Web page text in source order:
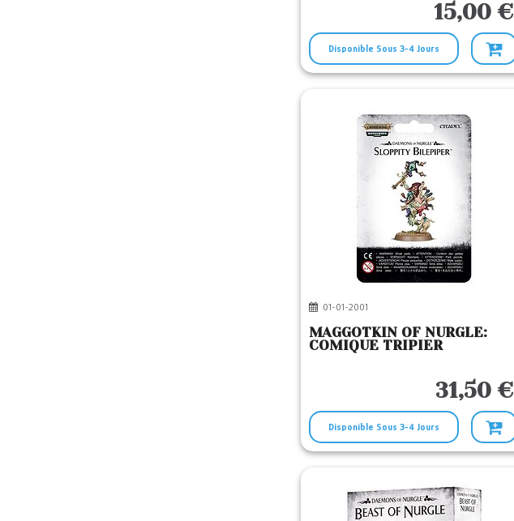
15,00 €
Disponible Sous 3-4 Jours
01-01-2001
MAGGOTKIN OF NURGLE:
COMIQUE TRIPIER
31,50 €
Disponible Sous 3-4 Jours